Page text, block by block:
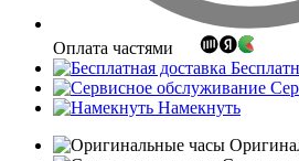
Оплата частями
Намекнуть